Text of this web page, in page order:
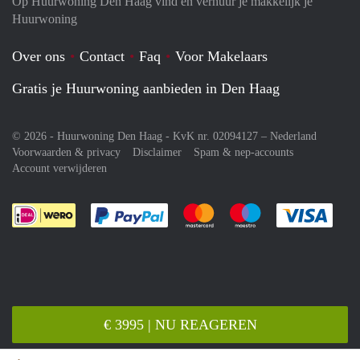
€ 3995 | NU REAGEREN
Huurwoning
Over ons Contact Faq
Voor Makelaars
Gratis je Huurwoning aanbieden in Den Haag
© 2026 - Huurwoning Den Haag - KvK nr. 02094127 – Nederland
Voorwaarden & privacy
Disclaimer
Spam & nep-accounts
Account verwijderen
Je rekent gemakkelijk af met Paypal
Je rekent gemakkelijk af met
Je rekent